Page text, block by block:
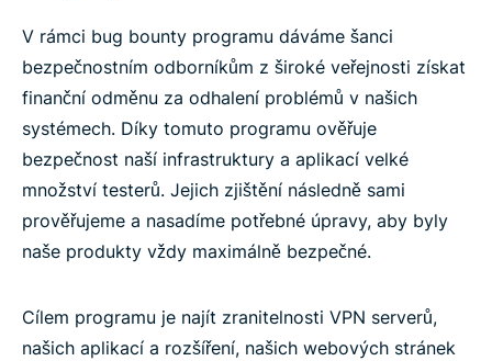
V rámci bug bounty programu dáváme šanci
bezpečnostním odborníkům z široké veřejnosti získat
finanční odměnu za odhalení problémů v našich
systémech. Díky tomuto programu ověřuje
bezpečnost naší infrastruktury a aplikací velké
množství testerů. Jejich zjištění následně sami
prověřujeme a nasadíme potřebné úpravy, aby byly
naše produkty vždy maximálně bezpečné.
Cílem programu je najít zranitelnosti VPN serverů,
našich aplikací a rozšíření, našich webových stránek